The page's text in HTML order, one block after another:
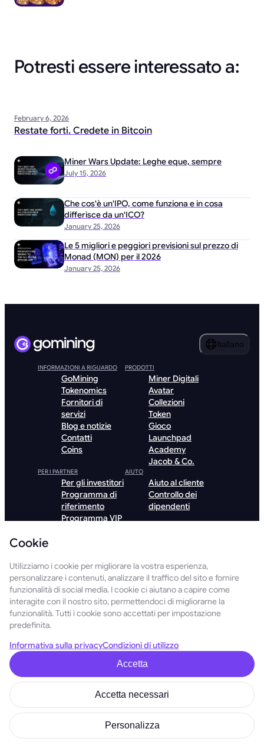
Potresti essere interessato a:
February 6, 2026
Restate forti. Credete in Bitcoin
July 15, 2026
Miner Wars Update: Leghe eque, sempre
January 25, 2026
Che cos'è un'IPO, come funziona e in cosa
differisce da un'ICO?
January 25, 2026
Le 5 migliori e peggiori previsioni sul prezzo di
Monad (MON) per il 2026
Italiano
INFORMAZIONI A RIGUARDO
GoMining
Tokenomics
Fornitori di
servizi
Blog e notizie
Contatti
Coins
PRODOTTI
Miner Digitali
Avatar
Collezioni
Token
Gioco
Launchpad
Academy
Jacob & Co.
PER I PARTNER
Per gli investitori
Programma di
riferimento
Programma VIP
Hosting
Institutional
AIUTO
Aiuto al cliente
Controllo dei
dipendenti
Scaricare GoMining Lite
© 2026 GoMining Tutti i diritti riservati
Informativa sulla privacyCondizioni di utilizzo
Cookie
Utilizziamo i cookie per migliorare la vostra esperienza,
personalizzare i contenuti, analizzare il traffico del sito e fornire
funzionalità di social media. I cookie ci aiutano a capire come
interagite con il nostro sito, permettendoci di migliorarne la
funzionalità. Tutti i cookie sono accettati per impostazione
predefinita.
Informativa sulla privacyCondizioni di utilizzo
Accetta
Accetta necessari
Personalizza